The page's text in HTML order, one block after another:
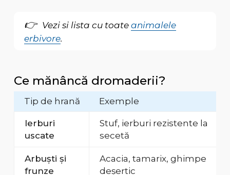
Vezi si lista cu toate animalele
erbivore.
Ce mănâncă dromaderii?
Tip de hrană Exemple
Ierburi
uscate
Stuf, ierburi rezistente la
secetă
Arbuști și
frunze
Acacia, tamarix, ghimpe
deșertic